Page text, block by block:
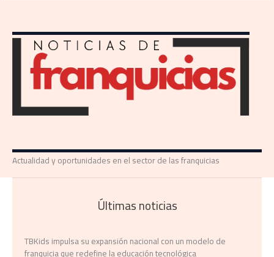
Actualidad y oportunidades en el sector de las franquicias
Últimas noticias
TBKids impulsa su expansión nacional con un modelo de
franquicia que redefine la educación tecnológica